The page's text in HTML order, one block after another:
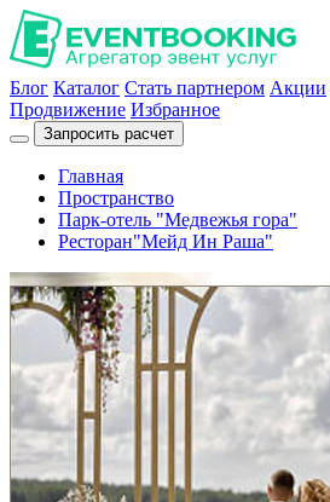
Блог Каталог Стать партнером Акции
Продвижение Избранное
Запросить расчет
Главная
Пространство
Парк-отель "Медвежья гора"
Ресторан"Мейд Ин Раша"